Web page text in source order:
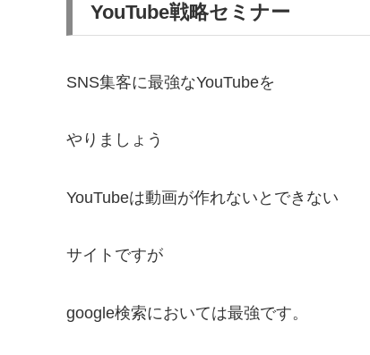
YouTube戦略セミナー
SNS集客に最強なYouTubeを
やりましょう
YouTubeは動画が作れないとできない
サイトですが
google検索においては最強です。